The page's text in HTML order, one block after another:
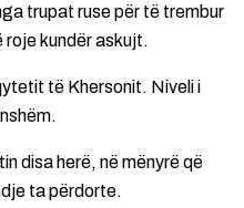
trupat ruse për të trembur
roje kundër askujt.
të Khersonit. Niveli i
disa herë, në mënyrë që
ta përdorte.